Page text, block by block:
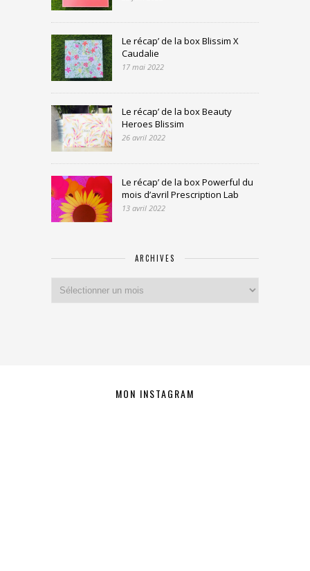
Le récap’ de la box Blissim X
Caudalie
17 mai 2022
Le récap’ de la box Beauty
Heroes Blissim
26 avril 2022
Le récap’ de la box Powerful du
mois d’avril Prescription Lab
13 avril 2022
ARCHIVES
MON INSTAGRAM